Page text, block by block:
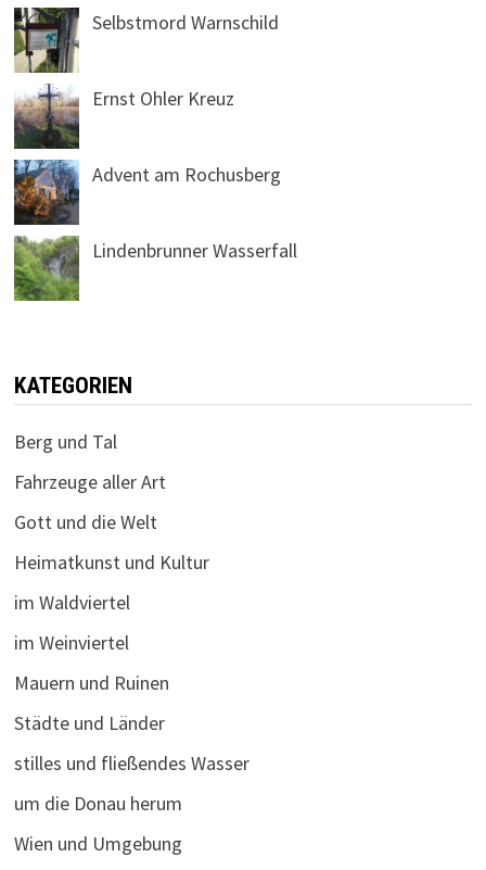
Selbstmord Warnschild
Ernst Ohler Kreuz
Advent am Rochusberg
Lindenbrunner Wasserfall
KATEGORIEN
Berg und Tal
Fahrzeuge aller Art
Gott und die Welt
Heimatkunst und Kultur
im Waldviertel
im Weinviertel
Mauern und Ruinen
Städte und Länder
stilles und fließendes Wasser
um die Donau herum
Wien und Umgebung